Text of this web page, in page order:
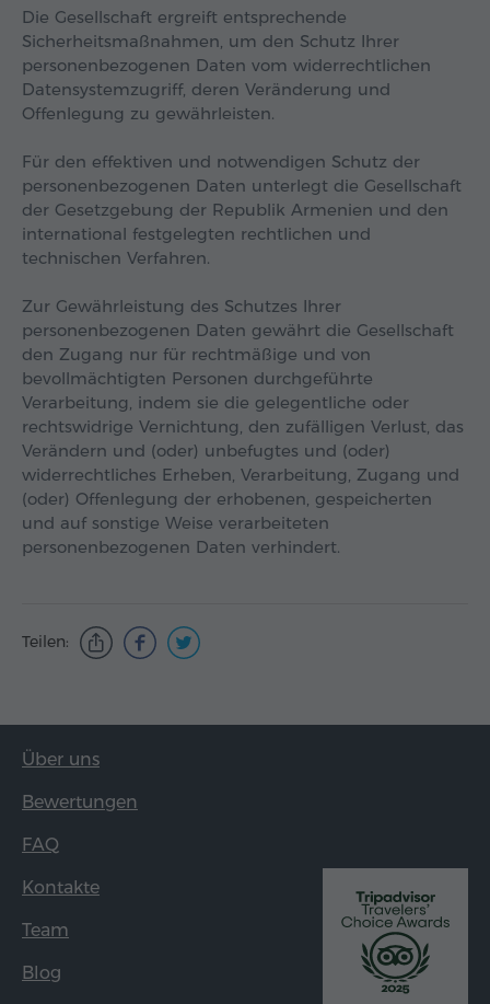
Die Gesellschaft ergreift entsprechende
Sicherheitsmaßnahmen, um den Schutz Ihrer
personenbezogenen Daten vom widerrechtlichen
Datensystemzugriff, deren Veränderung und
Offenlegung zu gewährleisten.
Für den effektiven und notwendigen Schutz der
personenbezogenen Daten unterlegt die Gesellschaft
der Gesetzgebung der Republik Armenien und den
international festgelegten rechtlichen und
technischen Verfahren.
Zur Gewährleistung des Schutzes Ihrer
personenbezogenen Daten gewährt die Gesellschaft
den Zugang nur für rechtmäßige und von
bevollmächtigten Personen durchgeführte
Verarbeitung, indem sie die gelegentliche oder
rechtswidrige Vernichtung, den zufälligen Verlust, das
Verändern und (oder) unbefugtes und (oder)
widerrechtliches Erheben, Verarbeitung, Zugang und
(oder) Offenlegung der erhobenen, gespeicherten
und auf sonstige Weise verarbeiteten
personenbezogenen Daten verhindert.
Teilen:
Über uns
Bewertungen
FAQ
Kontakte
Team
Blog